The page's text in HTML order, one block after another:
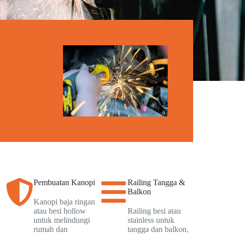
Pembuatan Kanopi
Kanopi baja ringan
atau besi hollow
untuk melindungi
rumah dan
Railing Tangga &
Balkon
Railing besi atau
stainless untuk
tangga dan balkon,